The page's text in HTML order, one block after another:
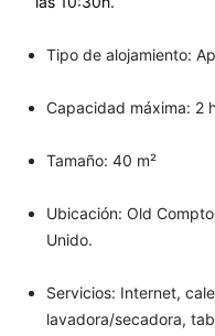
Tipo de alojamiento:
Capacidad máxima: 2
Tamaño: 40 m²
Ubicación: Old
Unido.
Servicios: Internet,
lavadora/secadora,